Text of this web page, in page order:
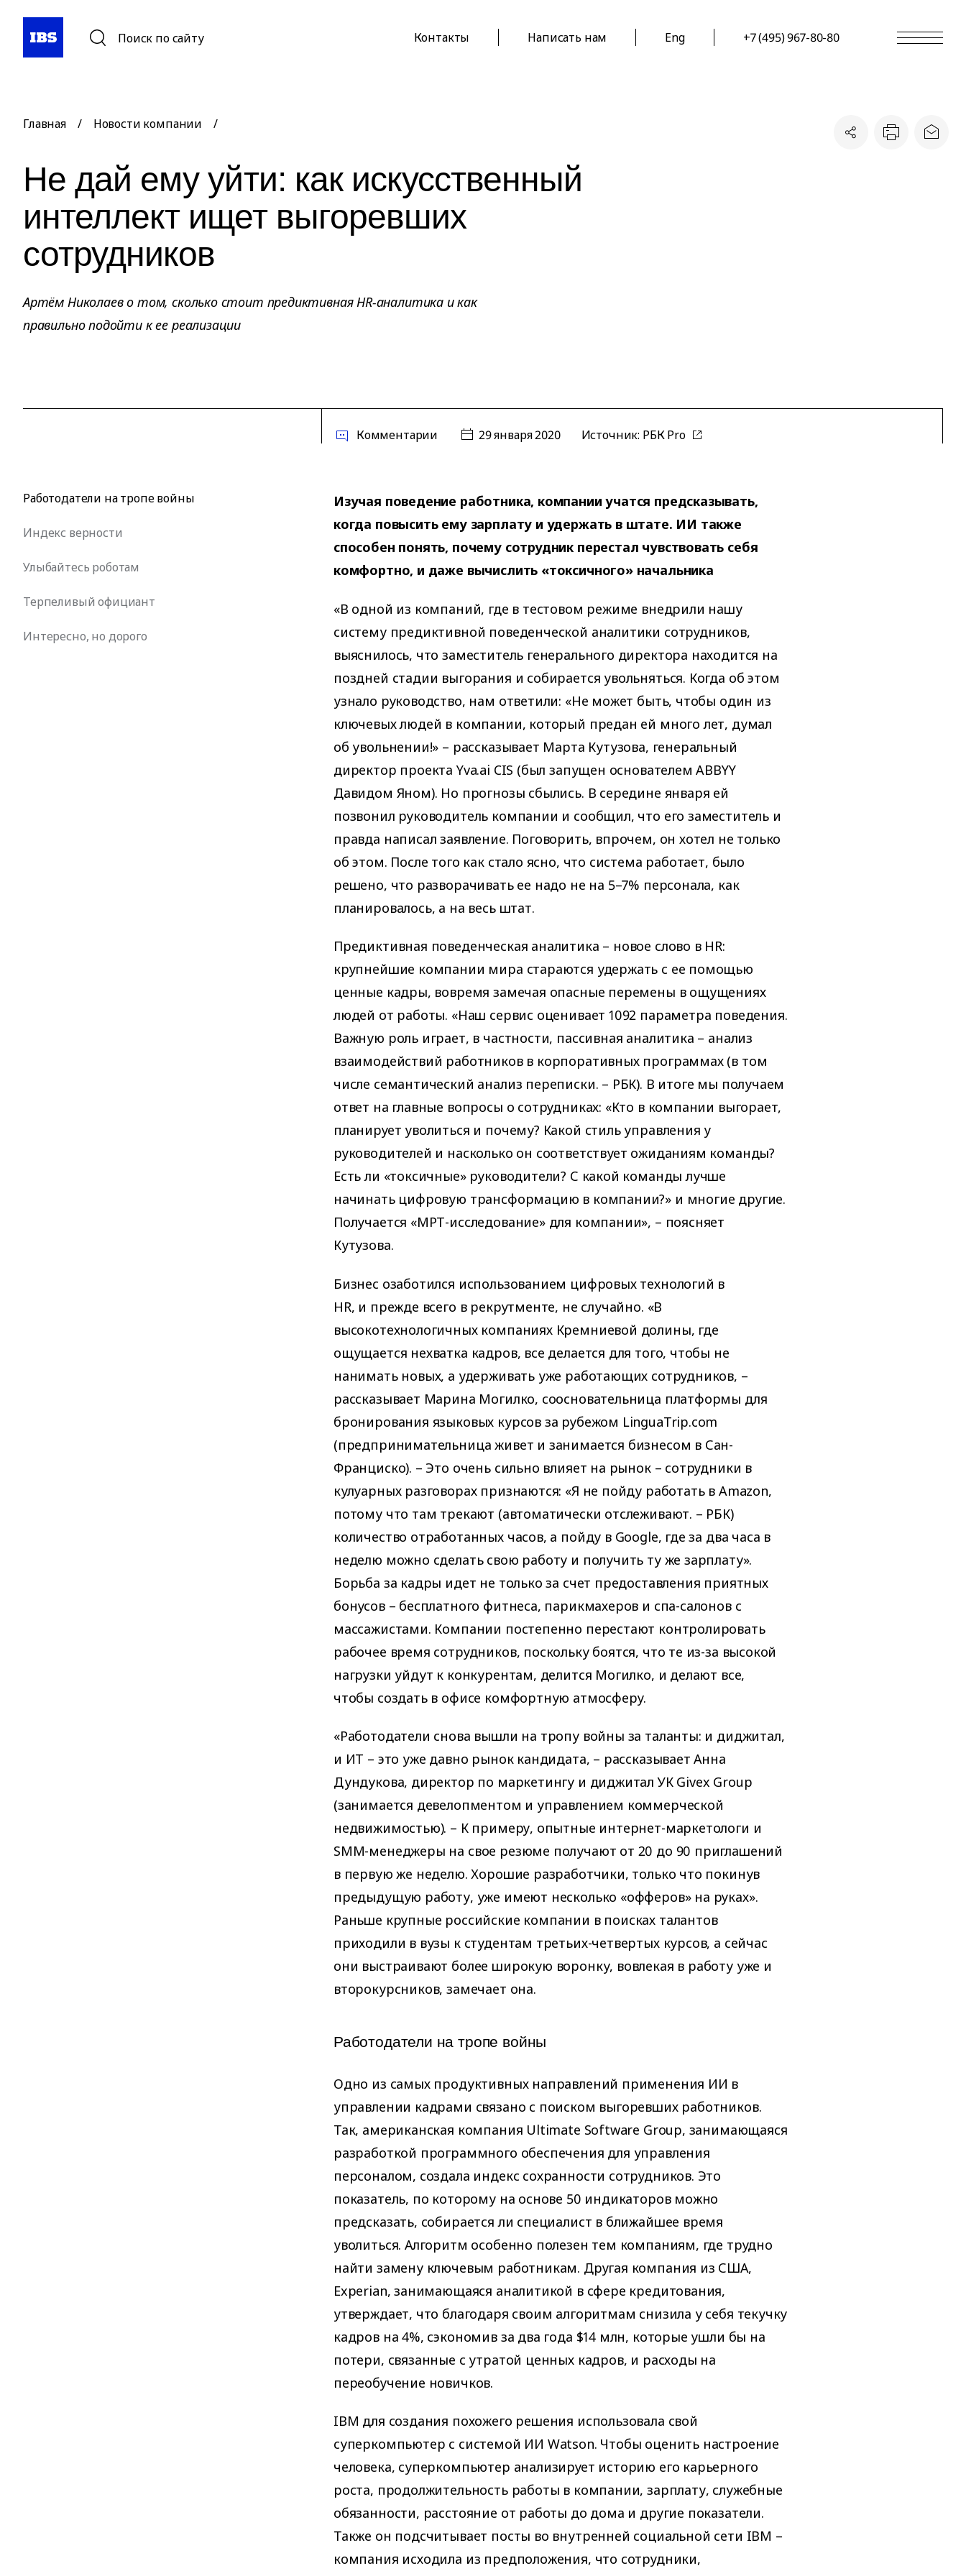
Поиск по сайту Контакты Написать нам Eng +7 (495) 967-80-80
Главная / Новости компании /
Не дай ему уйти: как искусственный
интеллект ищет выгоревших
сотрудников
Артём Николаев о том, сколько стоит предиктивная HR-аналитика и как
правильно подойти к ее реализации
Комментарии 29 января 2020 Источник: РБК Pro
Работодатели на тропе войны
Индекс верности
Улыбайтесь роботам
Терпеливый официант
Интересно, но дорого
Изучая поведение работника, компании учатся предсказывать,
когда повысить ему зарплату и удержать в штате. ИИ также
способен понять, почему сотрудник перестал чувствовать себя
комфортно, и даже вычислить «токсичного» начальника
«В одной из компаний, где в тестовом режиме внедрили нашу
систему предиктивной поведенческой аналитики сотрудников,
выяснилось, что заместитель генерального директора находится на
поздней стадии выгорания и собирается увольняться. Когда об этом
узнало руководство, нам ответили: «Не может быть, чтобы один из
ключевых людей в компании, который предан ей много лет, думал
об увольнении!» – рассказывает Марта Кутузова, генеральный
директор проекта Yva.ai CIS (был запущен основателем ABBYY
Давидом Яном). Но прогнозы сбылись. В середине января ей
позвонил руководитель компании и сообщил, что его заместитель и
правда написал заявление. Поговорить, впрочем, он хотел не только
об этом. После того как стало ясно, что система работает, было
решено, что разворачивать ее надо не на 5–7% персонала, как
планировалось, а на весь штат.
Предиктивная поведенческая аналитика – новое слово в HR:
крупнейшие компании мира стараются удержать с ее помощью
ценные кадры, вовремя замечая опасные перемены в ощущениях
людей от работы. «Наш сервис оценивает 1092 параметра поведения.
Важную роль играет, в частности, пассивная аналитика – анализ
взаимодействий работников в корпоративных программах (в том
числе семантический анализ переписки. – РБК). В итоге мы получаем
ответ на главные вопросы о сотрудниках: «Кто в компании выгорает,
планирует уволиться и почему? Какой стиль управления у
руководителей и насколько он соответствует ожиданиям команды?
Есть ли «токсичные» руководители? С какой команды лучше
начинать цифровую трансформацию в компании?» и многие другие.
Получается «МРТ-исследование» для компании», – поясняет
Кутузова.
Бизнес озаботился использованием цифровых технологий в
HR, и прежде всего в рекрутменте, не случайно. «В
высокотехнологичных компаниях Кремниевой долины, где
ощущается нехватка кадров, все делается для того, чтобы не
нанимать новых, а удерживать уже работающих сотрудников, –
рассказывает Марина Могилко, соосновательница платформы для
бронирования языковых курсов за рубежом LinguaTrip.com
(предпринимательница живет и занимается бизнесом в Сан-
Франциско). – Это очень сильно влияет на рынок – сотрудники в
кулуарных разговорах признаются: «Я не пойду работать в Amazon,
потому что там трекают (автоматически отслеживают. – РБК)
количество отработанных часов, а пойду в Google, где за два часа в
неделю можно сделать свою работу и получить ту же зарплату».
Борьба за кадры идет не только за счет предоставления приятных
бонусов – бесплатного фитнеса, парикмахеров и спа-салонов с
массажистами. Компании постепенно перестают контролировать
рабочее время сотрудников, поскольку боятся, что те из-за высокой
нагрузки уйдут к конкурентам, делится Могилко, и делают все,
чтобы создать в офисе комфортную атмосферу.
«Работодатели снова вышли на тропу войны за таланты: и диджитал,
и ИТ – это уже давно рынок кандидата, – рассказывает Анна
Дундукова, директор по маркетингу и диджитал УК Givex Group
(занимается девелопментом и управлением коммерческой
недвижимостью). – К примеру, опытные интернет-маркетологи и
SMM-менеджеры на свое резюме получают от 20 до 90 приглашений
в первую же неделю. Хорошие разработчики, только что покинув
предыдущую работу, уже имеют несколько «офферов» на руках».
Раньше крупные российские компании в поисках талантов
приходили в вузы к студентам третьих-четвертых курсов, а сейчас
они выстраивают более широкую воронку, вовлекая в работу уже и
второкурсников, замечает она.
Работодатели на тропе войны
Одно из самых продуктивных направлений применения ИИ в
управлении кадрами связано с поиском выгоревших работников.
Так, американская компания Ultimate Software Group, занимающаяся
разработкой программного обеспечения для управления
персоналом, создала индекс сохранности сотрудников. Это
показатель, по которому на основе 50 индикаторов можно
предсказать, собирается ли специалист в ближайшее время
уволиться. Алгоритм особенно полезен тем компаниям, где трудно
найти замену ключевым работникам. Другая компания из США,
Experian, занимающаяся аналитикой в сфере кредитования,
утверждает, что благодаря своим алгоритмам снизила у себя текучку
кадров на 4%, сэкономив за два года $14 млн, которые ушли бы на
потери, связанные с утратой ценных кадров, и расходы на
переобучение новичков.
IBM для создания похожего решения использовала свой
суперкомпьютер с системой ИИ Watson. Чтобы оценить настроение
человека, суперкомпьютер анализирует историю его карьерного
роста, продолжительность работы в компании, зарплату, служебные
обязанности, расстояние от работы до дома и другие показатели.
Также он подсчитывает посты во внутренней социальной сети IBM –
компания исходила из предположения, что сотрудники,